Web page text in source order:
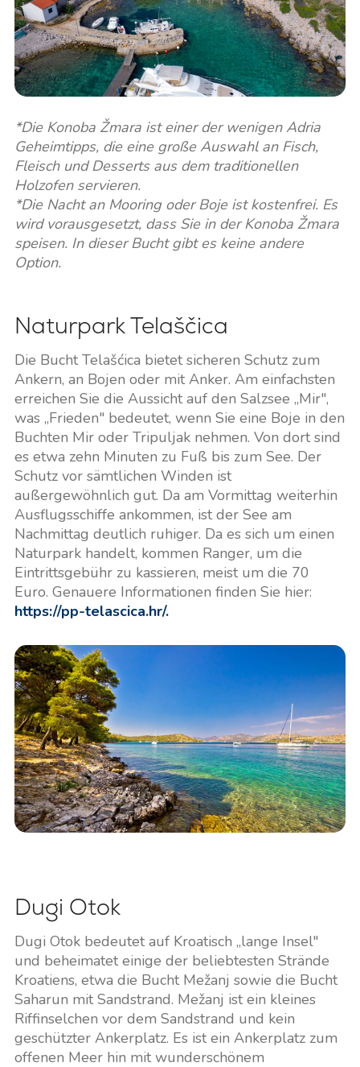
*Die Konoba Žmara ist einer der wenigen Adria
Geheimtipps, die eine große Auswahl an Fisch,
Fleisch und Desserts aus dem traditionellen
Holzofen servieren.
*Die Nacht an Mooring oder Boje ist kostenfrei. Es
wird vorausgesetzt, dass Sie in der Konoba Žmara
speisen. In dieser Bucht gibt es keine andere
Option.
Naturpark Telaščica
Die Bucht Telašćica bietet sicheren Schutz zum
Ankern, an Bojen oder mit Anker. Am einfachsten
erreichen Sie die Aussicht auf den Salzsee „Mir",
was „Frieden" bedeutet, wenn Sie eine Boje in den
Buchten Mir oder Tripuljak nehmen. Von dort sind
es etwa zehn Minuten zu Fuß bis zum See. Der
Schutz vor sämtlichen Winden ist
außergewöhnlich gut. Da am Vormittag weiterhin
Ausflugsschiffe ankommen, ist der See am
Nachmittag deutlich ruhiger. Da es sich um einen
Naturpark handelt, kommen Ranger, um die
Eintrittsgebühr zu kassieren, meist um die 70
Euro. Genauere Informationen finden Sie hier:
https://pp-telascica.hr/.
Dugi Otok
Dugi Otok bedeutet auf Kroatisch „lange Insel"
und beheimatet einige der beliebtesten Strände
Kroatiens, etwa die Bucht Mežanj sowie die Bucht
Saharun mit Sandstrand. Mežanj ist ein kleines
Riffinselchen vor dem Sandstrand und kein
geschützter Ankerplatz. Es ist ein Ankerplatz zum
offenen Meer hin mit wunderschönem